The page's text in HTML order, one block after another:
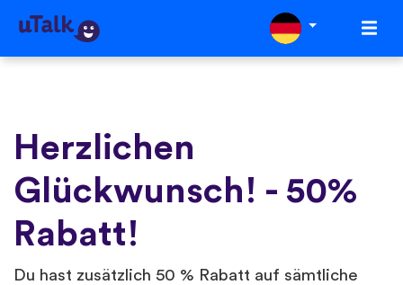
Herzlichen
Glückwunsch! - 50%
Rabatt!
Du hast zusätzlich 50 % Rabatt auf sämtliche